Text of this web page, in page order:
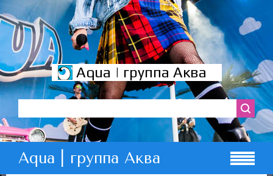
Aqua | группа Аква
Aqua | группа Аква